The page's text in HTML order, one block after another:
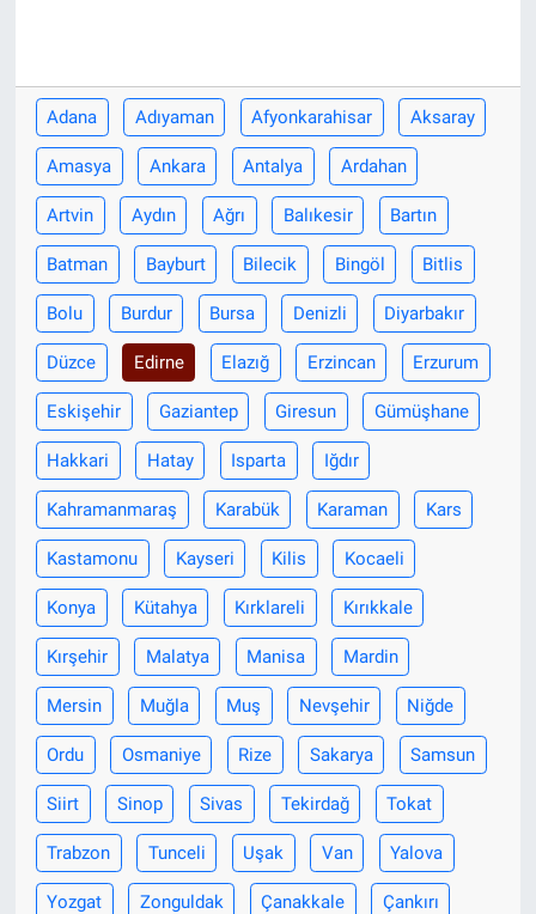
Adana Adıyaman Afyonkarahisar Aksaray
Amasya Ankara Antalya Ardahan
Artvin Aydın Ağrı Balıkesir Bartın
Batman Bayburt Bilecik Bingöl Bitlis
Bolu Burdur Bursa Denizli Diyarbakır
Düzce Edirne Elazığ Erzincan Erzurum
Eskişehir Gaziantep Giresun Gümüşhane
Hakkari Hatay Isparta Iğdır
Kahramanmaraş Karabük Karaman Kars
Kastamonu Kayseri Kilis Kocaeli
Konya Kütahya Kırklareli Kırıkkale
Kırşehir Malatya Manisa Mardin
Mersin Muğla Muş Nevşehir Niğde
Ordu Osmaniye Rize Sakarya Samsun
Siirt Sinop Sivas Tekirdağ Tokat
Trabzon Tunceli Uşak Van Yalova
Yozgat Zonguldak Çanakkale Çankırı